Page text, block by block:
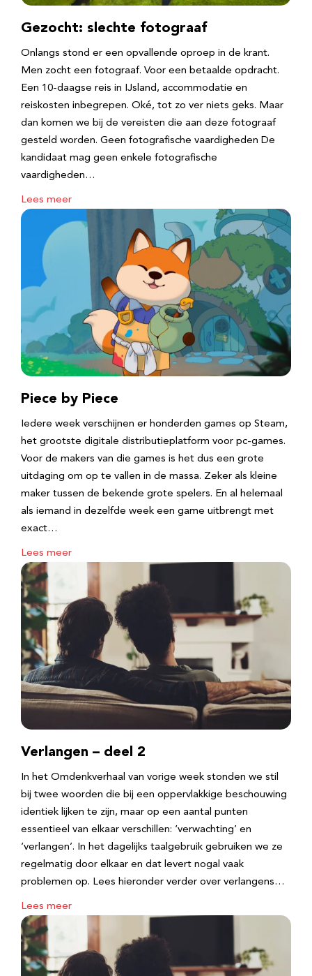
Gezocht: slechte fotograaf
Onlangs stond er een opvallende oproep in de krant.
Men zocht een fotograaf. Voor een betaalde opdracht.
Een 10-daagse reis in IJsland, accommodatie en
reiskosten inbegrepen. Oké, tot zo ver niets geks. Maar
dan komen we bij de vereisten die aan deze fotograaf
gesteld worden. Geen fotografische vaardigheden De
kandidaat mag geen enkele fotografische
vaardigheden…
Lees meer
Piece by Piece
Iedere week verschijnen er honderden games op Steam,
het grootste digitale distributieplatform voor pc-games.
Voor de makers van die games is het dus een grote
uitdaging om op te vallen in de massa. Zeker als kleine
maker tussen de bekende grote spelers. En al helemaal
als iemand in dezelfde week een game uitbrengt met
exact…
Lees meer
Verlangen – deel 2
In het Omdenkverhaal van vorige week stonden we stil
bij twee woorden die bij een oppervlakkige beschouwing
identiek lijken te zijn, maar op een aantal punten
essentieel van elkaar verschillen: ‘verwachting’ en
‘verlangen’. In het dagelijks taalgebruik gebruiken we ze
regelmatig door elkaar en dat levert nogal vaak
problemen op. Lees hieronder verder over verlangens…
Lees meer